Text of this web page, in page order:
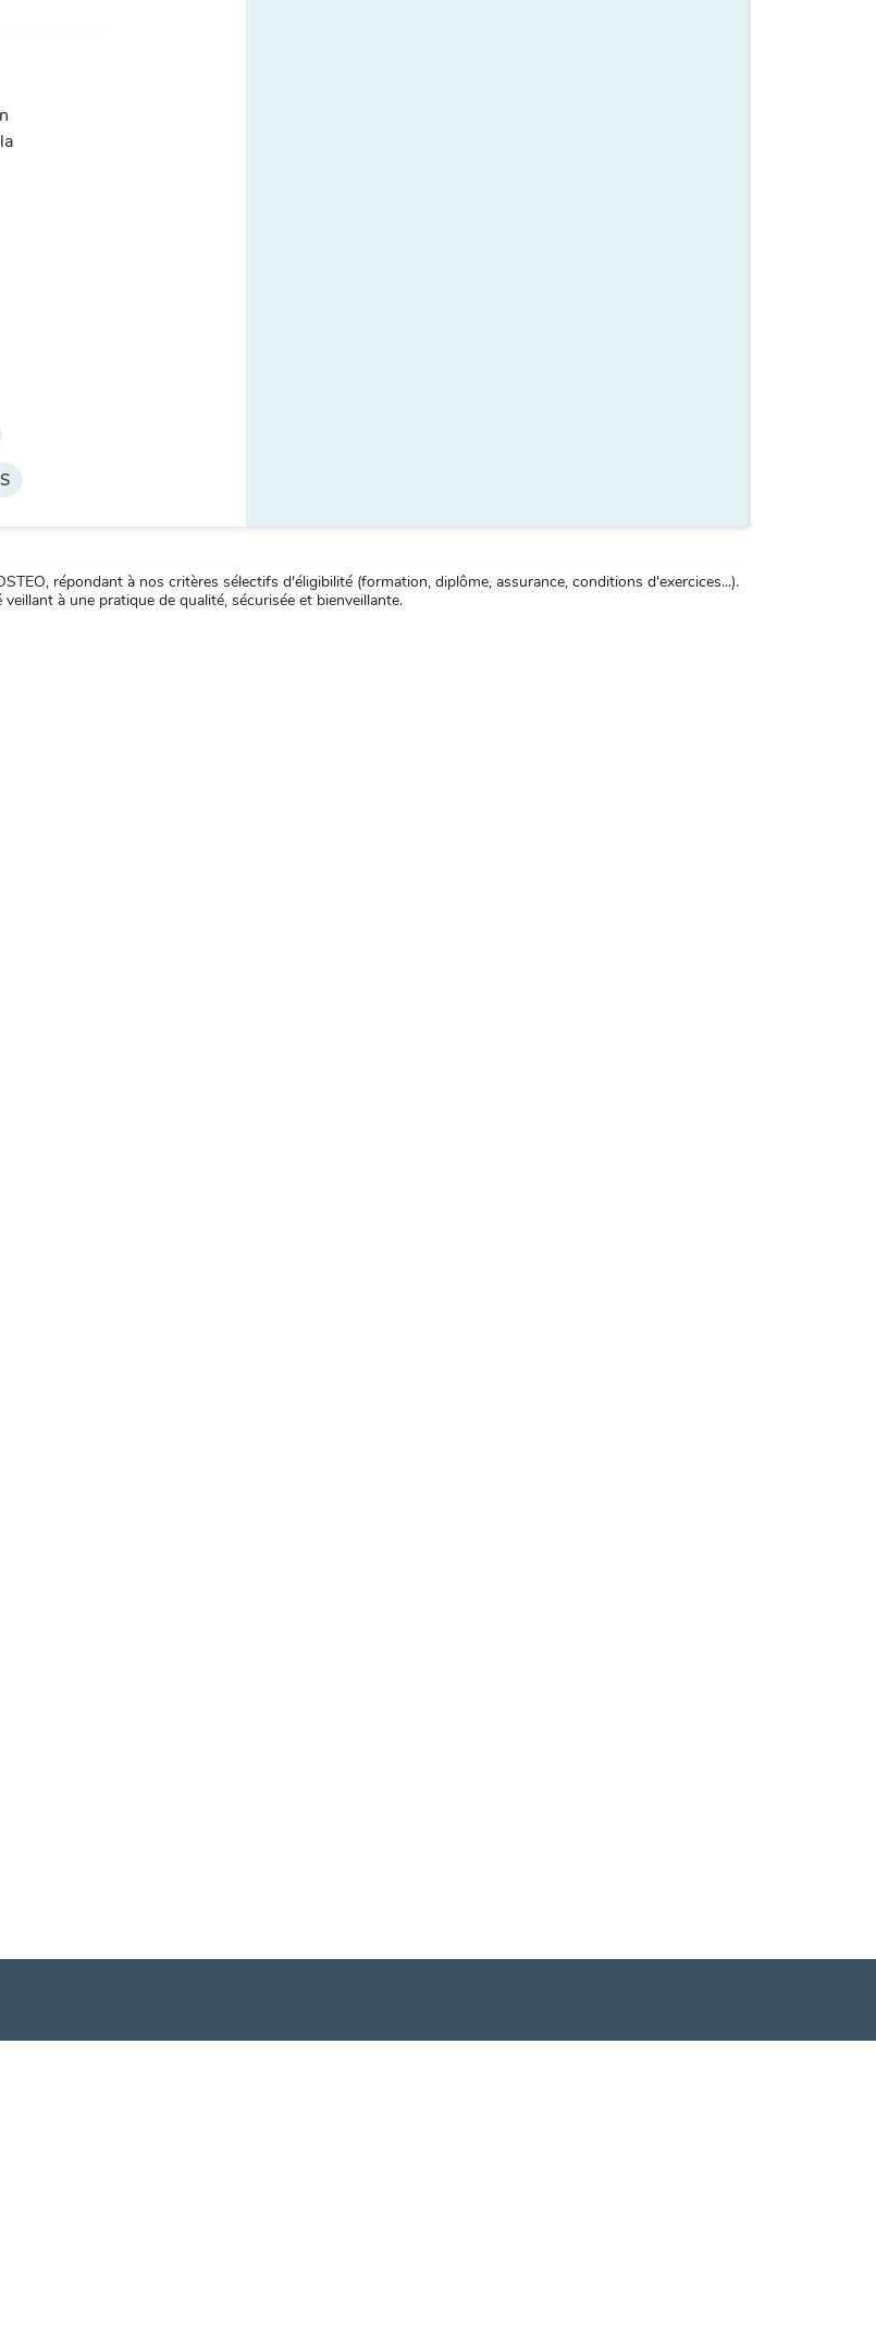
répondant à nos critères sélectifs d'éligibilité (formation, diplôme, assurance, conditions d'exercices...).
à une pratique de qualité, sécurisée et bienveillante.